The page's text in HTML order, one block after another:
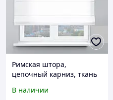
Римская штора,
цепочный карниз, ткань
150х170 см
В наличии